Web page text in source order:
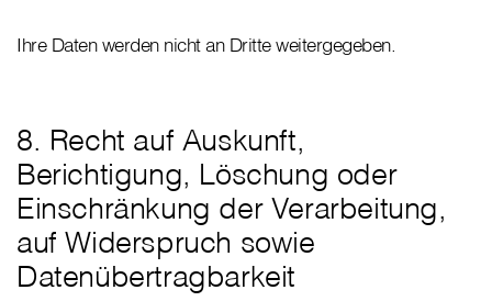
Ihre Daten werden nicht an Dritte weitergegeben.
8. Recht auf Auskunft,
Berichtigung, Löschung oder
Einschränkung der Verarbeitung,
auf Widerspruch sowie
Datenübertragbarkeit